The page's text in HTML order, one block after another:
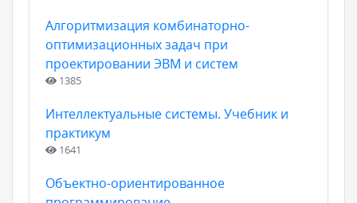
Алгоритмизация комбинаторно-
оптимизационных задач при
проектировании ЭВМ и систем
1385
Интеллектуальные системы. Учебник и
практикум
1641
Объектно-ориентированное